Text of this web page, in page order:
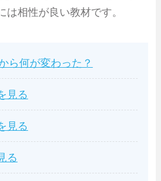
は相性が良い教材です。
ら何が変わった？
見る
見る
る